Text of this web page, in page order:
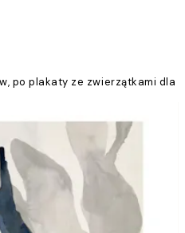
po plakaty ze zwierzątkami dla